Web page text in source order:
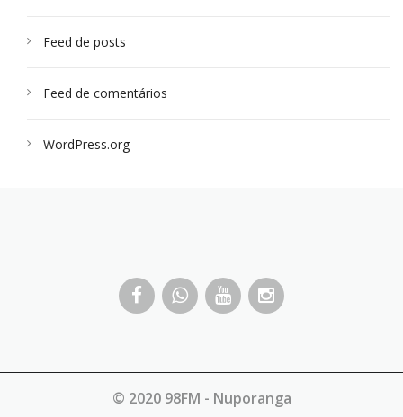
Feed de posts
Feed de comentários
WordPress.org
© 2020 98FM - Nuporanga